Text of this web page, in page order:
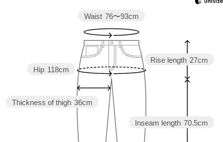
Inseam length 70.5cm
Rise length 27cm
Thickness of thigh 36cm
Hip 118cm
Waist 76〜93cm